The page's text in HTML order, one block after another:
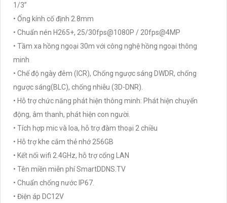
1/3”
• Ống kính cố định 2.8mm
• Chuẩn nén H265+, 25/30fps@1080P / 20fps@4MP
• Tầm xa hồng ngoại 30m với công nghệ hồng ngoại thông
minh
• Chế độ ngày đêm (ICR), Chống ngược sáng DWDR, chống
ngược sáng(BLC), chống nhiễu (3D-DNR).
• Hỗ trợ chức năng phát hiện thông minh: Phát hiện chuyển
động, âm thanh, phát hiện con người.
• Tích hợp mic và loa, hỗ trợ đàm thoại 2 chiều
• Hỗ trợ khe cắm thẻ nhớ 256GB
• Kết nối wifi 2.4GHz, hỗ trợ cổng LAN
• Tên miền miễn phí SmartDDNS.TV
• Chuẩn chống nước IP67.
• Điện áp DC12V